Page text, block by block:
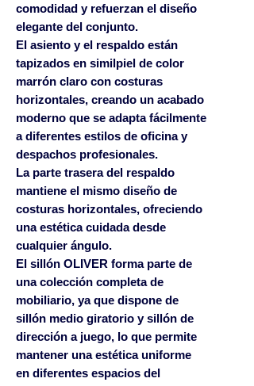
comodidad y refuerzan el diseño
elegante del conjunto.
El asiento y el respaldo están
tapizados en similpiel de color
marrón claro con costuras
horizontales, creando un acabado
moderno que se adapta fácilmente
a diferentes estilos de oficina y
despachos profesionales.
La parte trasera del respaldo
mantiene el mismo diseño de
costuras horizontales, ofreciendo
una estética cuidada desde
cualquier ángulo.
El sillón OLIVER forma parte de
una colección completa de
mobiliario, ya que dispone de
sillón medio giratorio y sillón de
dirección a juego, lo que permite
mantener una estética uniforme
en diferentes espacios del